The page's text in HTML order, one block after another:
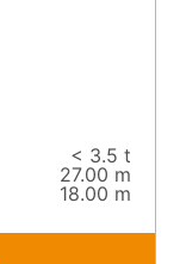
< 3.5 t
27.00 m
18.00 m